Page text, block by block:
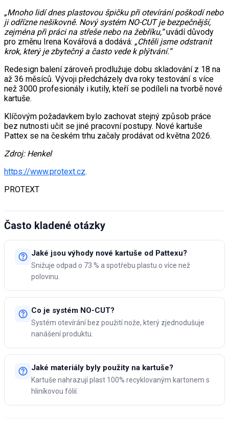
„Mnoho lidí dnes plastovou špičku při otevírání poškodí nebo
ji odřízne nešikovně. Nový systém NO-CUT je bezpečnější,
zejména při práci na střeše nebo na žebříku,“uvádí důvody
pro změnu Irena Kovářová a dodává: „Chtěli jsme odstranit
krok, který je zbytečný a často vede k plýtvání.“
Redesign balení zároveň prodlužuje dobu skladování z 18 na
až 36 měsíců. Vývoji předcházely dva roky testování s více
než 3000 profesionály i kutily, kteří se podíleli na tvorbě nové
kartuše.
Klíčovým požadavkem bylo zachovat stejný způsob práce
bez nutnosti učit se jiné pracovní postupy. Nové kartuše
Pattex se na českém trhu začaly prodávat od května 2026.
Zdroj: Henkel
https://www.protext.cz.
PROTEXT
Často kladené otázky
Jaké jsou výhody nové kartuše od Pattexu?
Snižuje odpad o 73 % a spotřebu plastu o více než
polovinu.
Co je systém NO-CUT?
Systém otevírání bez použití nože, který zjednodušuje
nanášení produktu.
Jaké materiály byly použity na kartuše?
Kartuše nahrazují plast 100% recyklovaným kartonem s
hliníkovou fólií.